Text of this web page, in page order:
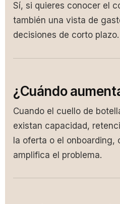
Sí, si quieres conocer el
también una vista de
decisiones de corto plazo.
¿Cuándo
Cuando el cuello de
existan capacidad,
la oferta o el onboarding,
amplifica el problema.